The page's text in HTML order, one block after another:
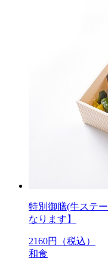
特別御膳(牛ステ
なります】
2160円（税込）
和食